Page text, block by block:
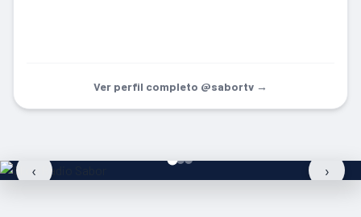
Ver perfil completo @sabortv →
‹ ›